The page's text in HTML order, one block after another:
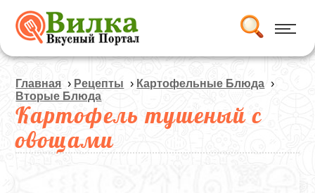
Главная › Рецепты › Картофельные Блюда ›
Вторые Блюда
Картофель тушеный с
овощами